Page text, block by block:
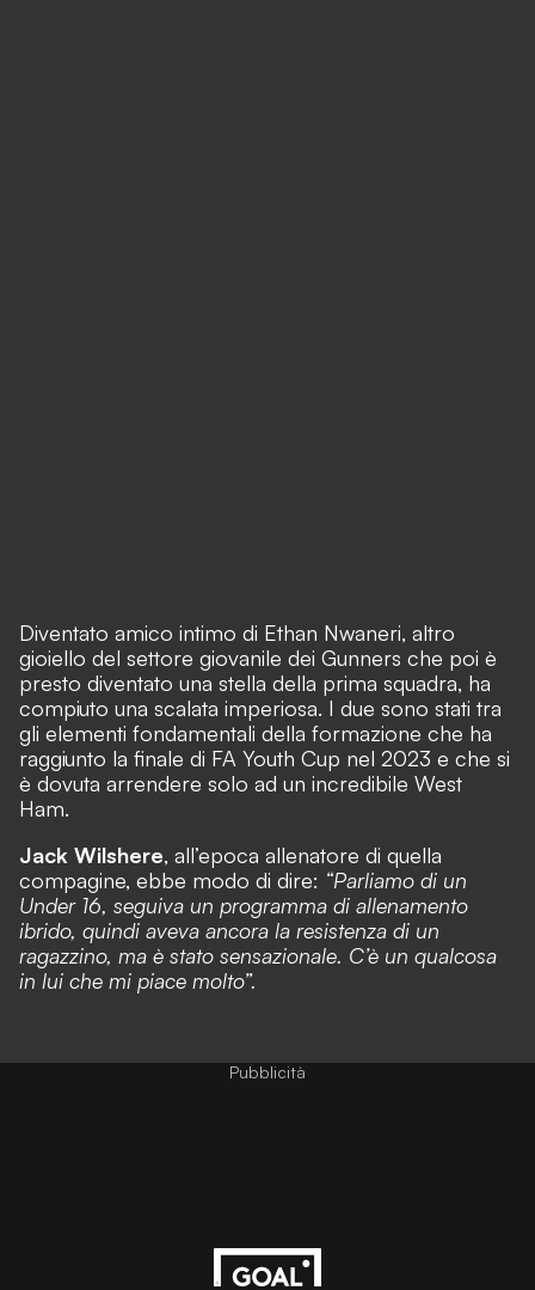
Diventato amico intimo di Ethan Nwaneri, altro
gioiello del settore giovanile dei Gunners che poi è
presto diventato una stella della prima squadra, ha
compiuto una scalata imperiosa. I due sono stati tra
gli elementi fondamentali della formazione che ha
raggiunto la finale di FA Youth Cup nel 2023 e che si
è dovuta arrendere solo ad un incredibile West
Ham.
Jack Wilshere, all’epoca allenatore di quella
compagine, ebbe modo di dire: “Parliamo di un
Under 16, seguiva un programma di allenamento
ibrido, quindi aveva ancora la resistenza di un
ragazzino, ma è stato sensazionale. C’è un qualcosa
in lui che mi piace molto”.
Pubblicità